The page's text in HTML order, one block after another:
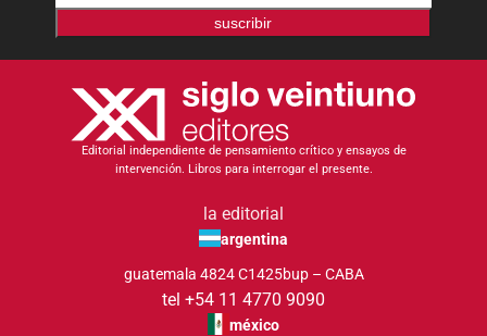
suscribir
Editorial independiente de pensamiento crítico y ensayos de
intervención. Libros para interrogar el presente.
la editorial
argentina
guatemala 4824 C1425bup – CABA
tel +54 11 4770 9090
méxico